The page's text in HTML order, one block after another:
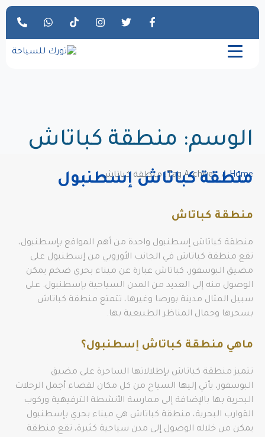
الوسم: منطقة كباتاش
Home Tag Archives: منطقة كباتاش
منطقة كباتاش إسطنبول
منطقة كباتاش
منطقة كباتاش إسطنبول واحدة من أهم المواقع بإسطنبول،
تقع منطقة كباتاش في الجانب الأوروبي من إسطنبول على
مضيق البوسفور، كباتاش عبارة عن ميناء بحري ضخم يمكن
الوصول منه إلى العديد من المدن السياحية بإسطنبول. على
سبيل المثال مدينة بورصا وغيرها، تتمتع منطقة كباتاش
بسحرها وجمال المناظر الطبيعية بها.
ماهي منطقة كباتاش إسطنبول؟
تتميز منطقة كباتاش بإطلالاتها الساحرة على مضيق
البوسفور، يأتي إليها السياح من كل مكان لقضاء أجمل الرحلات
البحرية بها بالإضافة إلى ممارسة الأنشطة الترفيهية وركوب
القوارب البحرية، منطقة كباتاش هي ميناء بحري بإسطنبول
يمكن من خلاله الوصول إلى مدن سياحية كثيرة، تقع منطقة